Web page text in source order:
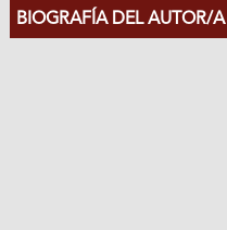
BIOGRAFÍA DEL AUTOR/A